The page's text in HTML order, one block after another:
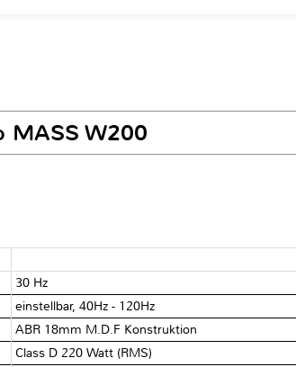
W200
30 Hz
einstellbar, 40Hz - 120Hz
ABR 18mm M.D.F Konstruktion
Class D 220 Watt (RMS)